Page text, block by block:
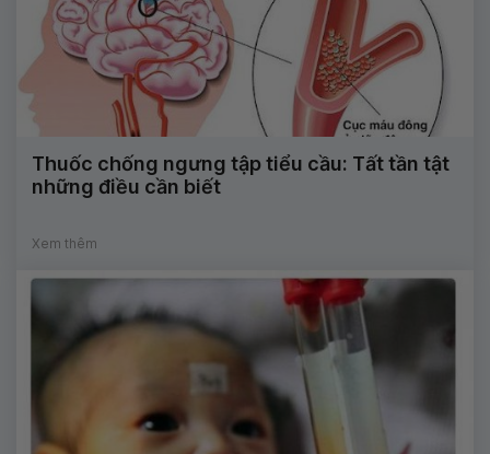
Thuốc chống ngưng tập tiểu cầu: Tất tần tật
những điều cần biết
Xem thêm